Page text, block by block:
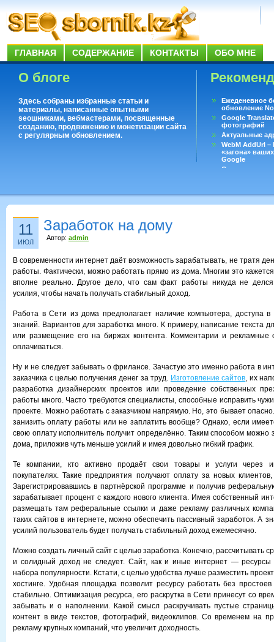
ГЛАВНАЯ СОДЕРЖАНИЕ КОНТАКТЫ ОБО МНЕ
О блоге
Здесь собраны избранные статьи и
материалы, написанные опытными
seoшниками, вебмастерами, посвященные
созданию, продвижению и монетизации сайта
с регулярным обновлением.
Ежеденевное
обновление
Google
фотографий
Актуальные
WebM AddUrl
«загона»
Google
Существует
11
ИЮЛ
Заработок на дому
Автор: admin
В современности интернет даёт возможность зарабатывать, не тратя
работы. Фактически, можно работать прямо из дома. Многим это
вполне реально. Другое дело, что сам факт работы никуда не
усилия, чтобы начать получать стабильный доход.
Работа в Сети из дома предполагает наличие компьютера, доступа в
знаний. Вариантов для заработка много. К примеру, написание текста
или размещение его на биржах контента. Комментарии и рекламные
оплачиваться.
Ну и не следует забывать о фрилансе. Зачастую это именно работа в
заказчика с целью получения денег за труд. Изготовление сайтов, их
разработка дизайнерских проектов или проведение собственных
работы много. Часто требуются специалисты, способные исправить
проекте. Можно работать с заказчиком напрямую. Но, это бывает
занизить оплату работы или не заплатить вообще? Однако, если
свою оплату исполнитель получит определённо. Таким способом можно
дома, приложив чуть меньше усилий и имея довольно гибкий график.
Те компании, кто активно продаёт свои товары и услуги через
покупателях. Такие предприятия получают оплату за новых
Зарегистрировавшись в партнёрской программе и получив
зарабатывает процент с каждого нового клиента. Имея собственный
размещать там реферальные ссылки и даже рекламу различных
таких сайтов в интернете, можно обеспечить пассивный заработок. А
усилий пользователь будет получать стабильный доход ежемесячно.
Можно создать личный сайт с целью заработка. Конечно, рассчитывать
и солидный доход не следует. Сайт, как и иные интернет — ресурсы
набора популярности. Кстати, с целью удобства лучше разместить
хостинге. Удобная площадка позволит ресурсу работать без
стабильно. Оптимизация ресурса, его раскрутка в Сети принесут со
забывать и о наполнении. Какой смысл раскручивать пустые
контент в виде текстов, фотографий, видеоклипов. Со временем на
рекламу крупных компаний, что увеличит доходность.